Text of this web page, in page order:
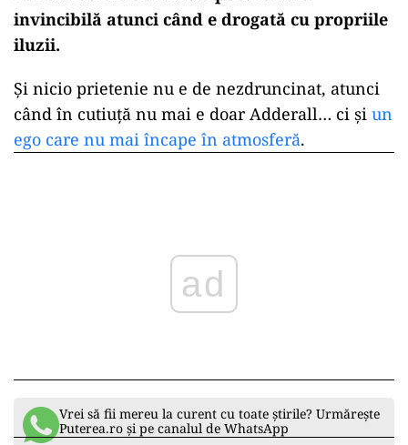
invincibilă atunci când e drogată cu propriile
iluzii.
Și nicio prietenie nu e de nezdruncinat, atunci
când în cutiuță nu mai e doar Adderall… ci și un
ego care nu mai încape în atmosferă.
ad
Vrei să fii mereu la curent cu toate știrile? Urmărește
Puterea.ro și pe canalul de WhatsApp